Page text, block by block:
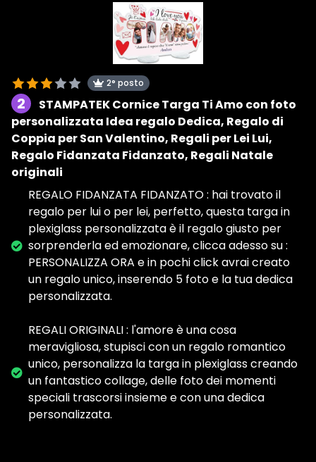
2° posto
2
STAMPATEK Cornice Targa Ti Amo con foto
personalizzata Idea regalo Dedica, Regalo di
Coppia per San Valentino, Regali per Lei Lui,
Regalo Fidanzata Fidanzato, Regali Natale
originali
REGALO FIDANZATA FIDANZATO : hai trovato il
regalo per lui o per lei, perfetto, questa targa in
plexiglass personalizzata è il regalo giusto per
sorprenderla ed emozionare, clicca adesso su :
PERSONALIZZA ORA e in pochi click avrai creato
un regalo unico, inserendo 5 foto e la tua dedica
personalizzata.
REGALI ORIGINALI : l'amore è una cosa
meravigliosa, stupisci con un regalo romantico
unico, personalizza la targa in plexiglass creando
un fantastico collage, delle foto dei momenti
speciali trascorsi insieme e con una dedica
personalizzata.